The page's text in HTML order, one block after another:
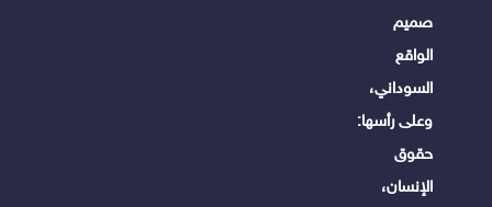
صميم
الواقع
السوداني،
وعلى رأسها:
حقوق
الإنسان،